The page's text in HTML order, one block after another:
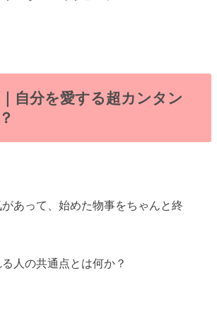
自分を愛する超カンタン
あって、始めた物事をちゃんと終
人の共通点とは何か？